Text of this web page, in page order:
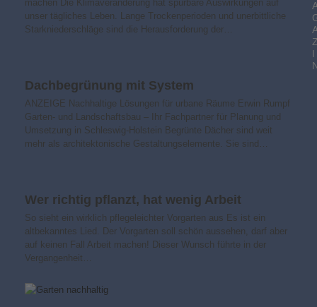
machen Die Klimaveränderung hat spürbare Auswirkungen auf
unser tägliches Leben. Lange Trockenperioden und unerbittliche
Starkniederschläge sind die Herausforderung der…
Dachbegrünung mit System
ANZEIGE Nachhaltige Lösungen für urbane Räume Erwin Rumpf
Garten- und Landschaftsbau – Ihr Fachpartner für Planung und
Umsetzung in Schleswig-Holstein Begrünte Dächer sind weit
mehr als architektonische Gestaltungselemente. Sie sind…
Wer richtig pflanzt, hat wenig Arbeit
So sieht ein wirklich pflegeleichter Vorgarten aus Es ist ein
altbekanntes Lied. Der Vorgarten soll schön aussehen, darf aber
auf keinen Fall Arbeit machen! Dieser Wunsch führte in der
Vergangenheit…
I